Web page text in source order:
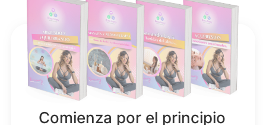
Comienza por el principio